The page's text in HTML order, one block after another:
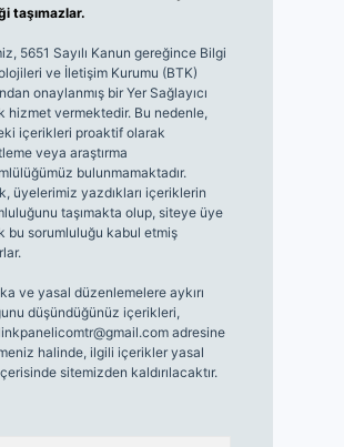
taşımazlar.
5651 Sayılı Kanun gereğince Bilgi
ve İletişim Kurumu (BTK)
onaylanmış bir Yer Sağlayıcı
hizmet vermektedir. Bu nedenle,
içerikleri proaktif olarak
veya araştırma
bulunmamaktadır.
üyelerimiz yazdıkları içeriklerin
taşımakta olup, siteye üye
bu sorumluluğu kabul etmiş
ve yasal düzenlemelere aykırı
düşündüğünüz içerikleri,
adresine
halinde, ilgili içerikler yasal
sitemizden kaldırılacaktır.